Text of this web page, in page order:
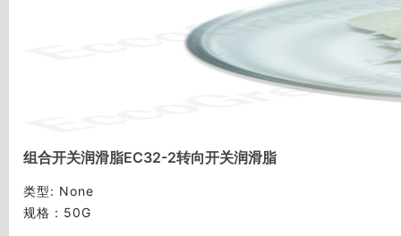
组合开关润滑脂EC32-2转向开关润滑脂
类型: None
规格 ：50G